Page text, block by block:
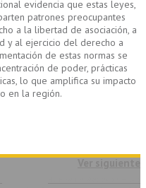
evidencia que estas leyes,
patrones preocupantes
a la libertad de asociación, a
y al ejercicio del derecho a
de estas normas se
de poder, prácticas
lo que amplifica su impacto
en la región.